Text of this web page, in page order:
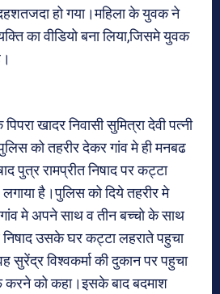
हो गया।महिला के युवक ने
का वीडियो बना लिया,जिसमे युवक
खादर निवासी सुमित्रा देवी पत्नी
को तहरीर देकर गांव मे ही मनबढ
पुत्र रामप्रीत निषाद पर कट्टा
है।पुलिस को दिये तहरीर मे
मे अपने साथ व तीन बच्चो के साथ
निषाद उसके घर कट्टा लहराते पहुचा
सुरेंद्र विश्वकर्मा की दुकान पर पहुचा
को कहा।इसके बाद बदमाश